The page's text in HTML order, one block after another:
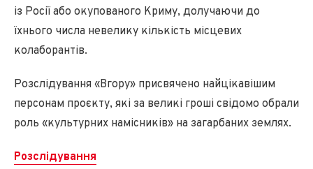
із Росії або окупованого Криму, долучаючи до
їхнього числа невелику кількість місцевих
колаборантів.
Розслідування «Вгору» присвячено найцікавішим
персонам проєкту, які за великі гроші свідомо обрали
роль «культурних намісників» на загарбаних землях.
Розслідування